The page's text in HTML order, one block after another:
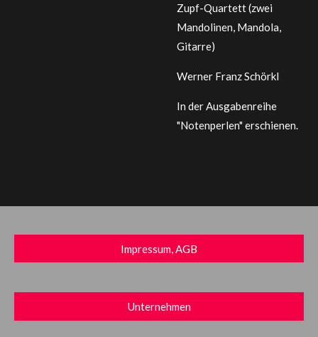
Zupf-Quartett (zwei
Mandolinen, Mandola,
Gitarre)
Werner Franz Schörkl
In der Ausgabenreihe
"Notenperlen" erschienen.
Impressum, AGB
Unternehmen